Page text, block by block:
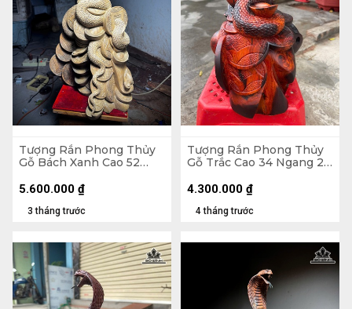
Tượng Rắn Phong Thủy
Gỗ Bách Xanh Cao 52
3 tháng trước
5.600.000 ₫
Tượng Rắn Phong Thủy
Gỗ Trắc Cao 34 Ngang 28
4 tháng trước
4.300.000 ₫